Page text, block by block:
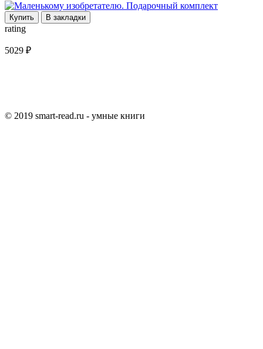
Купить В закладки
rating
5029 ₽
© 2019 smart-read.ru - умные книги